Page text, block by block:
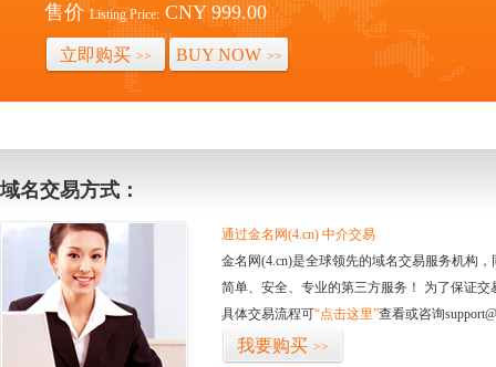
售价 Listing Price: CNY 999.00
立即购买 >> BUY NOW >>
域名交易方式：
通过金名网(4.cn) 中介交易
金名网(4.cn)是全球领先的域名交易服务机构
简单、安全、专业的第三方服务！ 为了保证
具体交易流程可“点击这里”查看或咨询
我要购买 >>